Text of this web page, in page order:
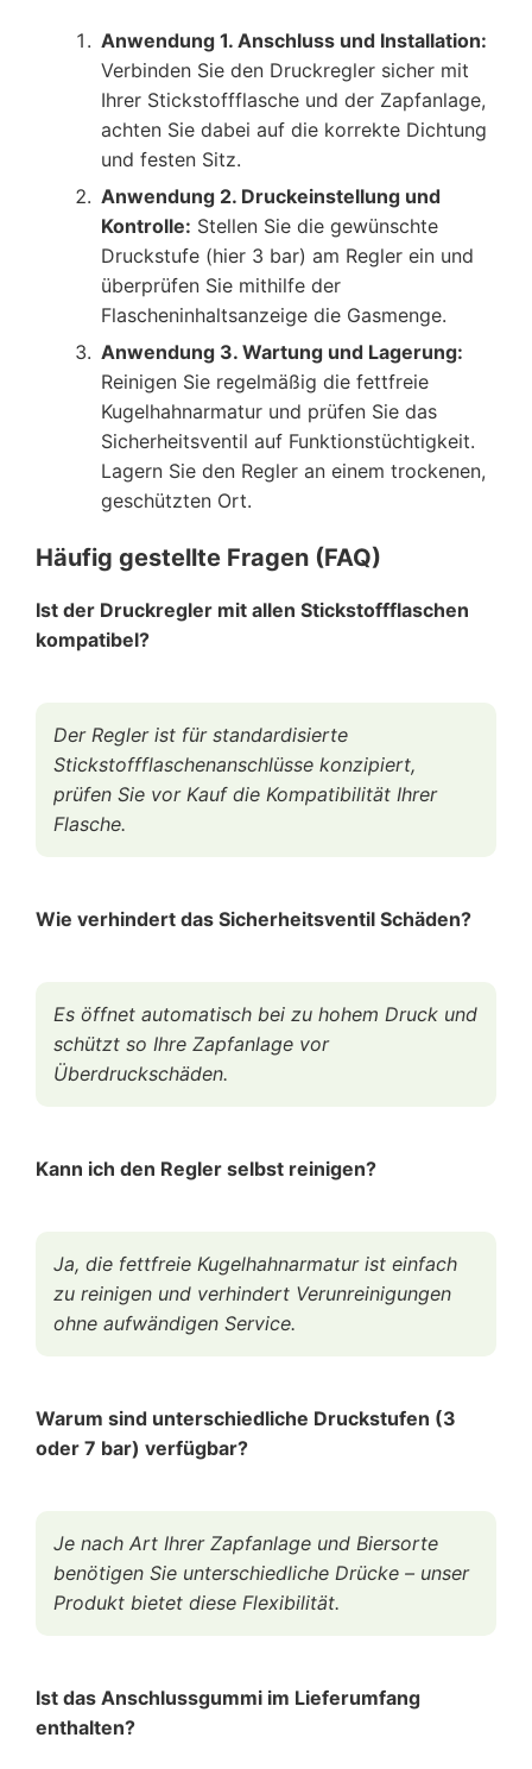
Anwendung 1. Anschluss und Installation:
Verbinden Sie den Druckregler sicher mit
Ihrer Stickstoffflasche und der Zapfanlage,
achten Sie dabei auf die korrekte Dichtung
und festen Sitz.
Anwendung 2. Druckeinstellung und
Kontrolle: Stellen Sie die gewünschte
Druckstufe (hier 3 bar) am Regler ein und
überprüfen Sie mithilfe der
Flascheninhaltsanzeige die Gasmenge.
Anwendung 3. Wartung und Lagerung:
Reinigen Sie regelmäßig die fettfreie
Kugelhahnarmatur und prüfen Sie das
Sicherheitsventil auf Funktionstüchtigkeit.
Lagern Sie den Regler an einem trockenen,
geschützten Ort.
Häufig gestellte Fragen (FAQ)
Ist der Druckregler mit allen Stickstoffflaschen
kompatibel?
Der Regler ist für standardisierte
Stickstoffflaschenanschlüsse konzipiert,
prüfen Sie vor Kauf die Kompatibilität Ihrer
Flasche.
Wie verhindert das Sicherheitsventil Schäden?
Es öffnet automatisch bei zu hohem Druck und
schützt so Ihre Zapfanlage vor
Überdruckschäden.
Kann ich den Regler selbst reinigen?
Ja, die fettfreie Kugelhahnarmatur ist einfach
zu reinigen und verhindert Verunreinigungen
ohne aufwändigen Service.
Warum sind unterschiedliche Druckstufen (3
oder 7 bar) verfügbar?
Je nach Art Ihrer Zapfanlage und Biersorte
benötigen Sie unterschiedliche Drücke – unser
Produkt bietet diese Flexibilität.
Ist das Anschlussgummi im Lieferumfang
enthalten?